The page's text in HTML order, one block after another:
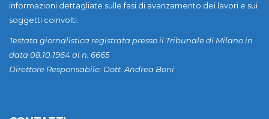
informazioni dettagliate sulle fasi di avanzamento dei lavori e sui
soggetti coinvolti.
Testata giornalistica registrata presso il Tribunale di Milano in
data 08.10.1964 al n. 6665
Direttore Responsabile: Dott. Andrea Boni